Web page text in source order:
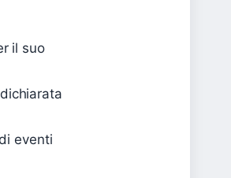
il suo
eventi